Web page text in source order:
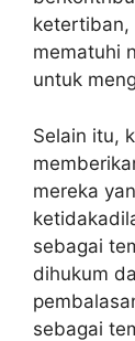
ketertiban,
mematuhi
untuk
Selain itu,
mereka
sebagai
dihukum
sebagai